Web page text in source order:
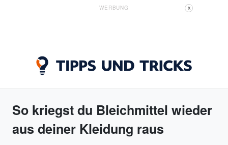
WERBUNG X
So kriegst du Bleichmittel wieder
aus deiner Kleidung raus